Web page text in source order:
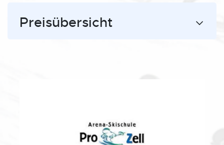
Preisübersicht